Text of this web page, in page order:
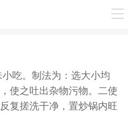
吃。制法为：选大小均
使之吐出杂物污物。二使
复搓洗干净，置炒锅内旺